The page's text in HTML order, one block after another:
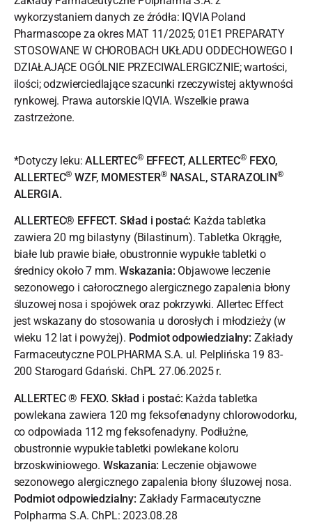
wykorzystaniem danych ze źródła: IQVIA Poland
Pharmascope za okres MAT 11/2025; 01E1 PREPARATY
STOSOWANE W CHOROBACH UKŁADU ODDECHOWEGO I
DZIAŁAJĄCE OGÓLNIE PRZECIWALERGICZNIE; wartości,
ilości; odzwierciedlające szacunki rzeczywistej aktywności
rynkowej. Prawa autorskie IQVIA. Wszelkie prawa
zastrzeżone.
*Dotyczy leku:ALLERTEC®EFFECT, ALLERTEC®FEXO,
ALLERTEC® WZF, MOMESTER®NASAL, STARAZOLIN®
ALERGIA.
ALLERTEC® EFFECT. Skład i postać: Każda tabletka
zawiera 20 mg bilastyny (Bilastinum). Tabletka Okrągłe,
białe lub prawie białe, obustronnie wypukłe tabletki o
średnicy około 7 mm.Wskazania: Objawowe leczenie
sezonowego i całorocznego alergicznego zapalenia błony
śluzowej nosa i spojówek oraz pokrzywki. Allertec Effect
jest wskazany do stosowania u dorosłych i młodzieży (w
wieku 12 lat i powyżej). Podmiot odpowiedzialny: Zakłady
Farmaceutyczne POLPHARMA S.A. ul. Pelplińska 19 83-
200 Starogard Gdański. ChPL 27.06.2025 r.
ALLERTEC ® FEXO. Skład i postać: Każda tabletka
powlekana zawiera 120 mg feksofenadyny chlorowodorku,
co odpowiada 112 mg feksofenadyny. Podłużne,
obustronnie wypukłe tabletki powlekane koloru
brzoskwiniowego. Wskazania: Leczenie objawowe
sezonowego alergicznego zapalenia błony śluzowej nosa.
Podmiot odpowiedzialny: Zakłady Farmaceutyczne
Polpharma S.A. ChPL: 2023.08.28